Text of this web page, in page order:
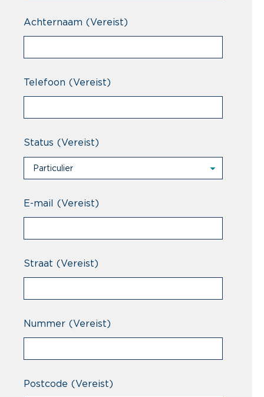
Achternaam (Vereist)
Telefoon (Vereist)
Status (Vereist)
Particulier
Professional
E-mail (Vereist)
Straat (Vereist)
Nummer (Vereist)
Postcode (Vereist)